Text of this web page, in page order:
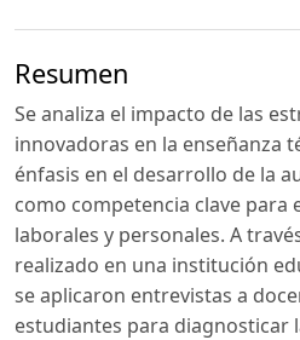
Resumen
Se analiza el impacto de las
innovadoras en la enseñanza
énfasis en el desarrollo de la
como competencia clave para
laborales y personales. A
realizado en una institución
se aplicaron entrevistas a
estudiantes para diagnosticar